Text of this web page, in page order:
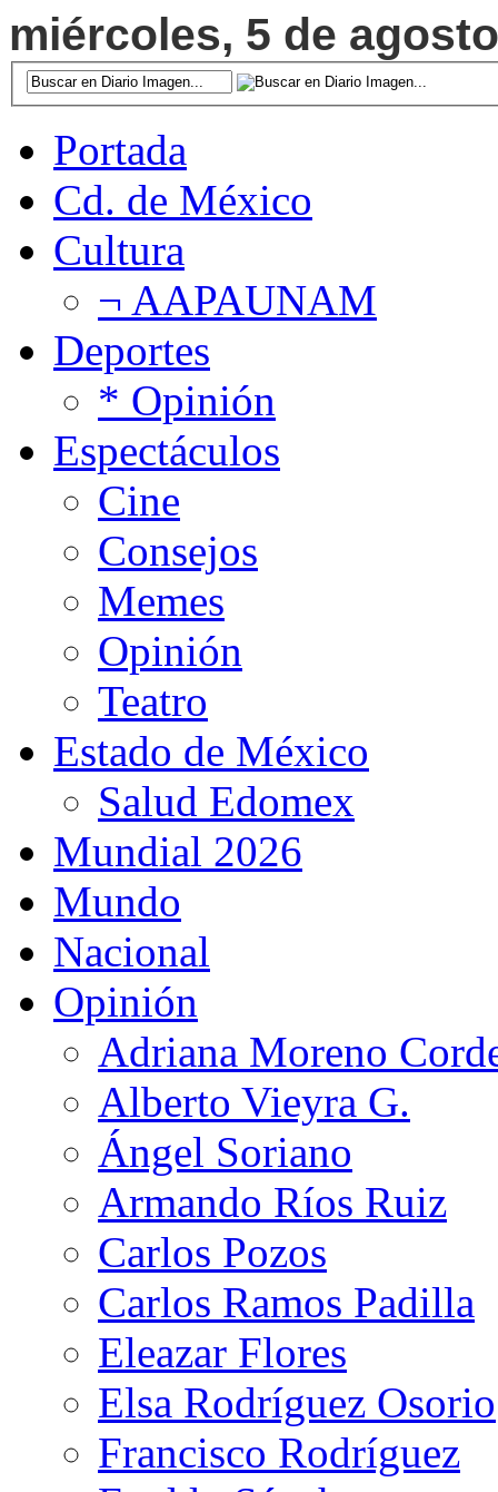
miércoles, 5 de
Portada
Cd. de México
Cultura
¬ AAPAUNAM
Deportes
* Opinión
Espectáculos
Cine
Consejos
Memes
Opinión
Teatro
Estado de México
Salud Edomex
Mundial 2026
Mundo
Nacional
Opinión
Adriana Moreno
Alberto Vieyra G.
Ángel Soriano
Armando Ríos Ruiz
Carlos Pozos
Carlos Ramos Padilla
Eleazar Flores
Elsa Rodríguez Osorio
Francisco Rodríguez